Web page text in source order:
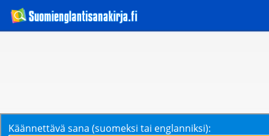
Käännettävä sana (suomeksi tai englanniksi):